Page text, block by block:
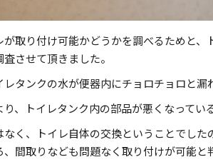
が取り付け可能かどうかを調べるためと
させて頂きました。
タンクの水が便器内にチョロチョロと漏
り、トイレタンク内の部品が悪くなってい
く、トイレ自体の交換ということでし
間取りなども問題なく取り付けが可能と